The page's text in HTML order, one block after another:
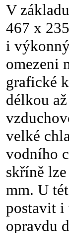
V
467 x
i
omezeni
grafické
délkou
velké
vodního
skříně
mm. U
postavit i
opravdu